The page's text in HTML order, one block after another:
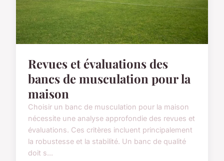
Revues et évaluations des
bancs de musculation pour la
maison
Choisir un banc de musculation pour la maison
nécessite une analyse approfondie des revues et
évaluations. Ces critères incluent principalement
la robustesse et la stabilité. Un banc de qualité
doit s...